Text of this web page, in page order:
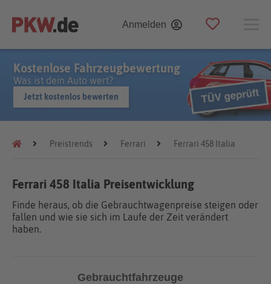
Anmelden
Kostenlose Fahrzeugbewertung
Was ist dein Auto wert?
Jetzt kostenlos bewerten
Preistrends Ferrari Ferrari 458 Italia
Ferrari 458 Italia Preisentwicklung
Finde heraus, ob die Gebrauchtwagenpreise steigen oder
fallen und wie sie sich im Laufe der Zeit verändert
haben.
Gebrauchtfahrzeuge